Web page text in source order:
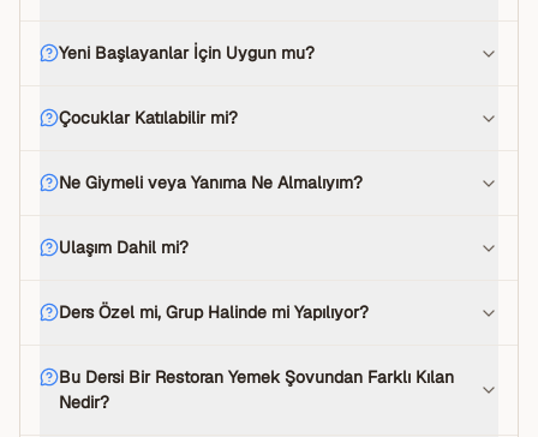
Yeni Başlayanlar İçin Uygun mu?
Çocuklar Katılabilir mi?
Ne Giymeli veya Yanıma Ne Almalıyım?
Ulaşım Dahil mi?
Ders Özel mi, Grup Halinde mi Yapılıyor?
Bu Dersi Bir Restoran Yemek Şovundan Farklı Kılan
Nedir?